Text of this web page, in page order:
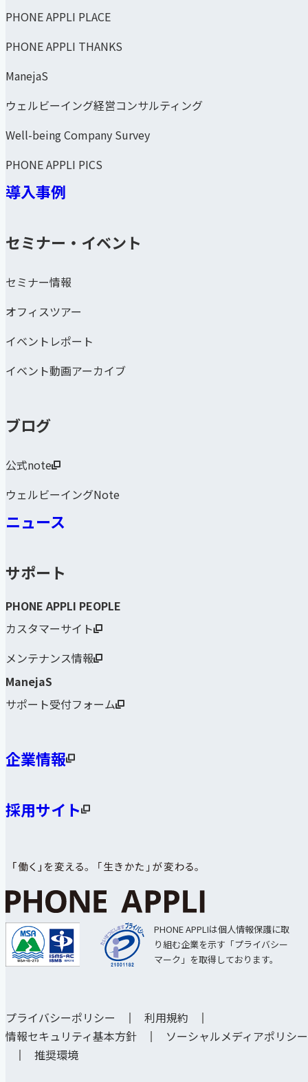
PHONE APPLI PLACE
PHONE APPLI THANKS
ManejaS
ウェルビーイング経営コンサルティング
Well-being Company Survey
PHONE APPLI PICS
導入事例
セミナー・イベント
セミナー情報
オフィスツアー
イベントレポート
イベント動画アーカイブ
ブログ
公式note
ウェルビーイングNote
ニュース
サポート
PHONE APPLI PEOPLE
カスタマーサイト
メンテナンス情報
ManejaS
サポート受付フォーム
企業情報
採用サイト
PHONE APPLIは個人情報保護に取
り組む企業を示す「プライバシー
マーク」を取得しております。
プライバシーポリシー
利用規約
情報セキュリティ基本方針
ソーシャルメディアポリシー
推奨環境